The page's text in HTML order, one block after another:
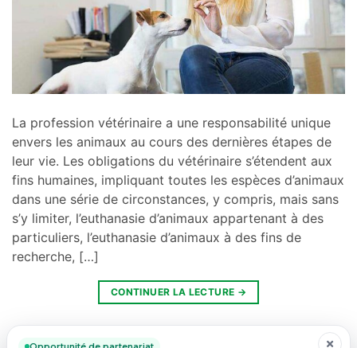
La profession vétérinaire a une responsabilité unique
envers les animaux au cours des dernières étapes de
leur vie. Les obligations du vétérinaire s’étendent aux
fins humaines, impliquant toutes les espèces d’animaux
dans une série de circonstances, y compris, mais sans
s’y limiter, l’euthanasie d’animaux appartenant à des
particuliers, l’euthanasie d’animaux à des fins de
recherche, […]
CONTINUER LA LECTURE →